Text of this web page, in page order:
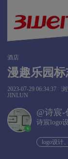
酒店
漫趣乐园
2023-07-29 06:34:37
JINLUN
v
@诗宸-
诗宸logo
logo设计